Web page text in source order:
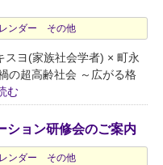
ンダー その他
スヨ(家族社会学者) × 町永
の超高齢社会 ～広がる格
む
ション研修会のご案内
ンダー その他